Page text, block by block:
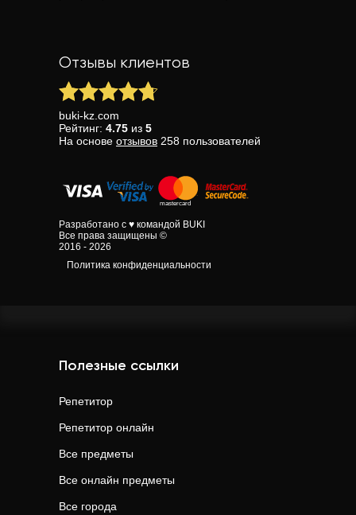
Отзывы клиентов
buki-kz.com
Рейтинг: 4.75 из 5
На основе отзывов 258 пользователей
Разработано с ♥ командой BUKI
Все права защищены ©
2016 - 2026
Политика конфиденциальности
Полезные ссылки
Репетитор
Репетитор онлайн
Все предметы
Все онлайн предметы
Все города